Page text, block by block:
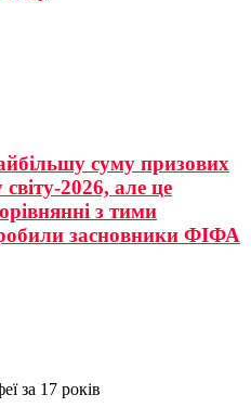
суму призових
світу-2026, але це
з тими
засновники ФІФА
за 17 років